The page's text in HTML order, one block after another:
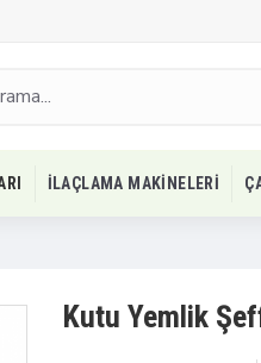
İLAÇLAMA MAKINELERI
Kutu Yemlik